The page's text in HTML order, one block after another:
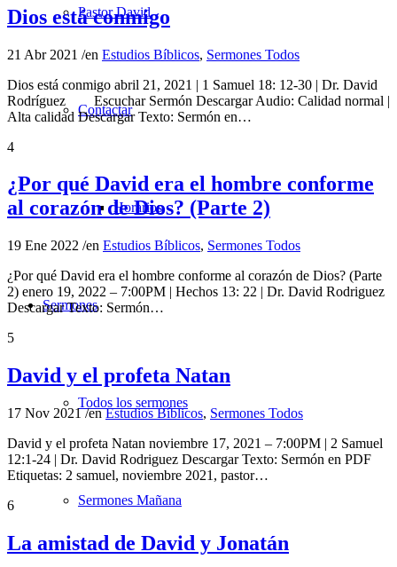
Pastor David
Contactar
Horarios
Sermones
Todos los sermones
Sermones Mañana
Dios está conmigo
21 Abr 2021 /en Estudios Bíblicos, Sermones Todos
Dios está conmigo abril 21, 2021 | 1 Samuel 18: 12-30 | Dr. David
Rodríguez Escuchar Sermón Descargar Audio: Calidad normal |
Alta calidad Descargar Texto: Sermón en…
4
¿Por qué David era el hombre conforme
al corazón de Dios? (Parte 2)
19 Ene 2022 /en Estudios Bíblicos, Sermones Todos
¿Por qué David era el hombre conforme al corazón de Dios? (Parte
2) enero 19, 2022 – 7:00PM | Hechos 13: 22 | Dr. David Rodriguez
Descargar Texto: Sermón…
5
David y el profeta Natan
17 Nov 2021/enEstudios Bíblicos, Sermones Todos
David y el profeta Natan noviembre 17, 2021 – 7:00PM | 2 Samuel
12:1-24 | Dr. David Rodriguez Descargar Texto: Sermón en PDF
Etiquetas: 2 samuel, noviembre 2021, pastor…
6
La amistad de David y Jonatán